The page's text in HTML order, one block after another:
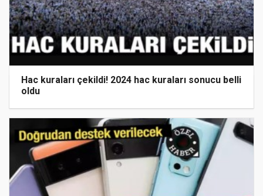
Hac kuraları çekildi! 2024 hac kuraları sonucu belli
oldu